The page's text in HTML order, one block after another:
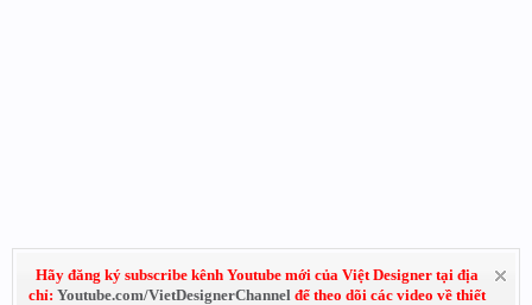
Hãy đăng ký subscribe kênh Youtube mới của Việt Designer tại địa
chỉ: Youtube.com/VietDesignerChannel để theo dõi các video về thiết